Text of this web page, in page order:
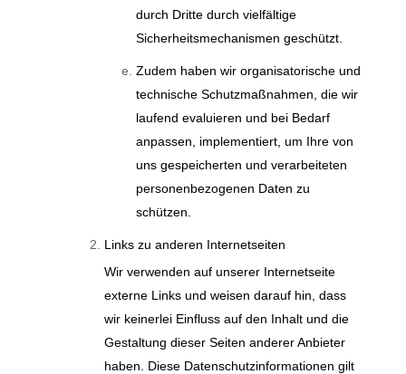
durch Dritte durch vielfältige
Sicherheitsmechanismen geschützt.
Zudem haben wir organisatorische und
technische Schutzmaßnahmen, die wir
laufend evaluieren und bei Bedarf
anpassen, implementiert, um Ihre von
uns gespeicherten und verarbeiteten
personenbezogenen Daten zu
schützen.
Links zu anderen Internetseiten
Wir verwenden auf unserer Internetseite
externe Links und weisen darauf hin, dass
wir keinerlei Einfluss auf den Inhalt und die
Gestaltung dieser Seiten anderer Anbieter
haben. Diese Datenschutzinformationen gilt